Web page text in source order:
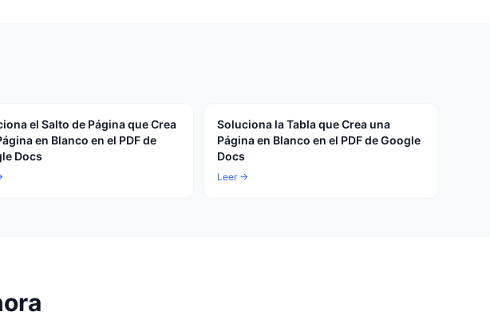
el Salto de Página que Crea
en Blanco en el PDF de
Docs
Soluciona la Tabla que Crea una
Página en Blanco en el PDF de Google
Docs
Leer →